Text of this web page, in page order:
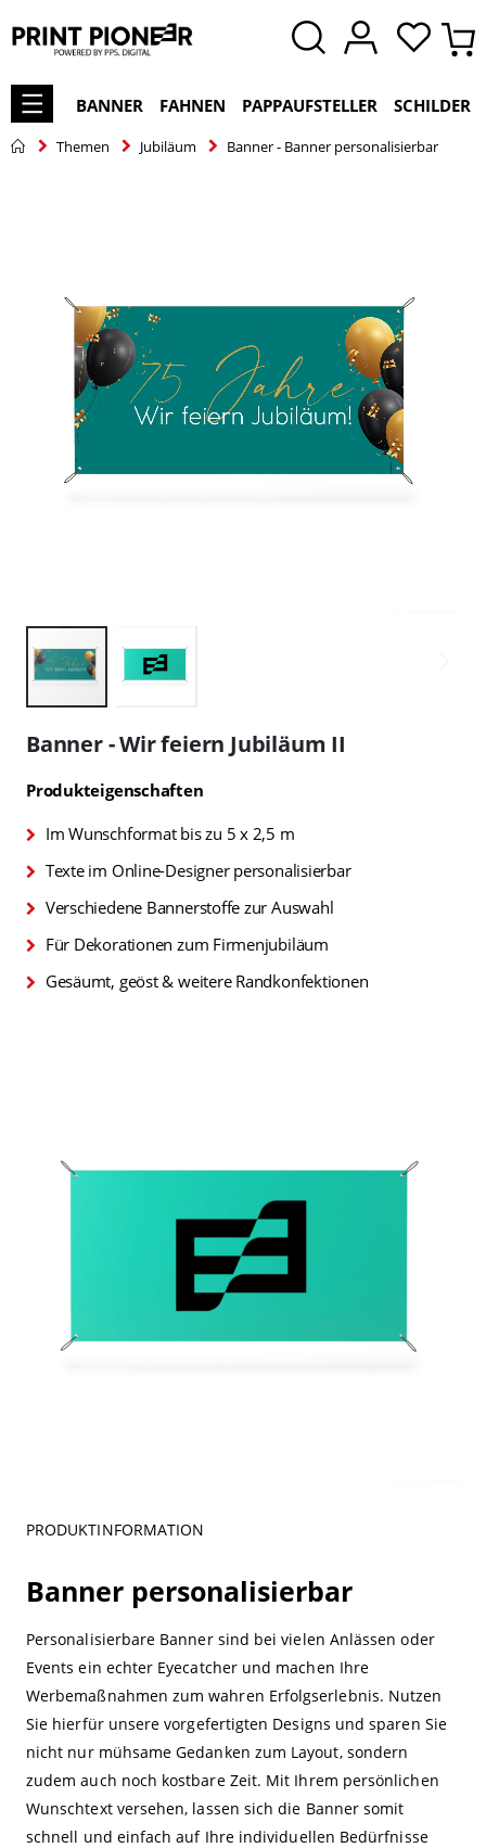
BANNER FAHNEN PAPPAUFSTELLER SCHILDER
Themen Jubiläum Banner - Banner personalisierbar
Anfang
der
springen
Banner - Wir feiern Jubiläum II
Produkteigenschaften
Im Wunschformat bis zu 5 x 2,5 m
Texte im Online-Designer personalisierbar
Verschiedene Bannerstoffe zur Auswahl
Für Dekorationen zum Firmenjubiläum
Gesäumt, geöst & weitere Randkonfektionen
PRODUKTINFORMATION
Banner personalisierbar
Personalisierbare Banner sind bei vielen Anlässen oder
Events ein echter Eyecatcher und machen Ihre
Werbemaßnahmen zum wahren Erfolgserlebnis. Nutzen
Sie hierfür unsere vorgefertigten Designs und sparen Sie
nicht nur mühsame Gedanken zum Layout, sondern
zudem auch noch kostbare Zeit. Mit Ihrem persönlichen
Wunschtext versehen, lassen sich die Banner somit
schnell und einfach auf Ihre individuellen Bedürfnisse